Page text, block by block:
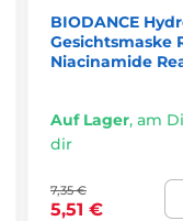
BIODANCE
Gesichtsmaske
Niacinamide
Auf Lager, am
dir
7,35 €
5,51 €